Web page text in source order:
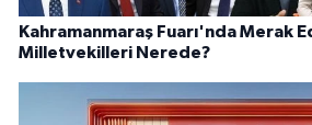
Kahramanmaraş Fuarı'nda Merak
Milletvekilleri Nerede?